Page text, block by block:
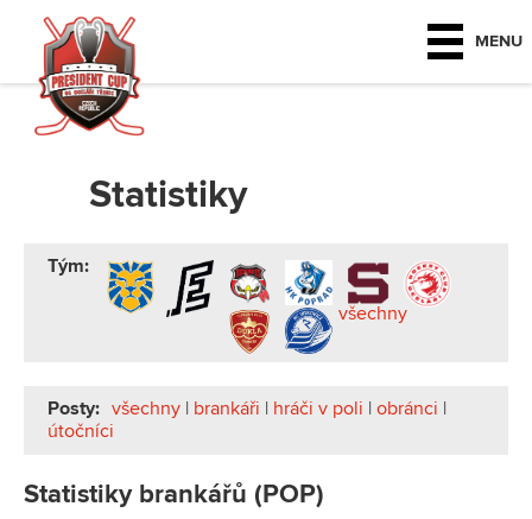
MENU
Statistiky
Tým:
všechny
Posty: všechny | brankáři | hráči v poli | obránci |
útočníci
Statistiky brankářů (POP)